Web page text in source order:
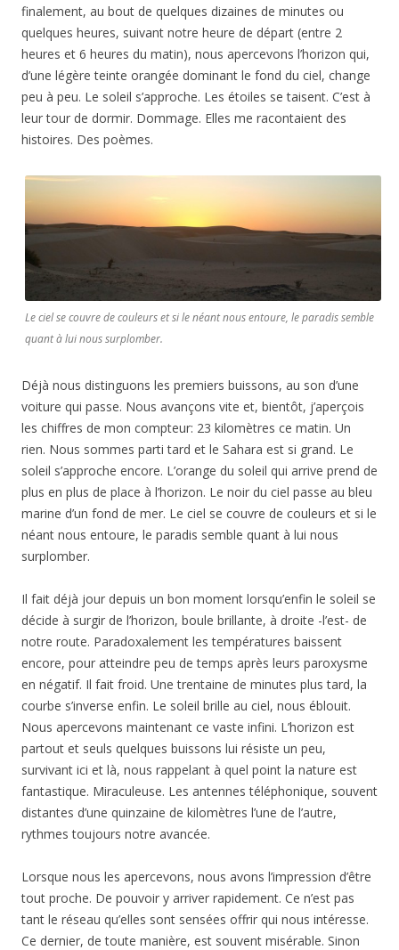
finalement, au bout de quelques dizaines de minutes ou
quelques heures, suivant notre heure de départ (entre 2
heures et 6 heures du matin), nous apercevons l’horizon qui,
d’une légère teinte orangée dominant le fond du ciel, change
peu à peu. Le soleil s’approche. Les étoiles se taisent. C’est à
leur tour de dormir. Dommage. Elles me racontaient des
histoires. Des poèmes.
Le ciel se couvre de couleurs et si le néant nous entoure, le paradis semble
quant à lui nous surplomber.
Déjà nous distinguons les premiers buissons, au son d’une
voiture qui passe. Nous avançons vite et, bientôt, j’aperçois
les chiffres de mon compteur: 23 kilomètres ce matin. Un
rien. Nous sommes parti tard et le Sahara est si grand. Le
soleil s’approche encore. L’orange du soleil qui arrive prend de
plus en plus de place à l’horizon. Le noir du ciel passe au bleu
marine d’un fond de mer. Le ciel se couvre de couleurs et si le
néant nous entoure, le paradis semble quant à lui nous
surplomber.
Il fait déjà jour depuis un bon moment lorsqu’enfin le soleil se
décide à surgir de l’horizon, boule brillante, à droite -l’est- de
notre route. Paradoxalement les températures baissent
encore, pour atteindre peu de temps après leurs paroxysme
en négatif. Il fait froid. Une trentaine de minutes plus tard, la
courbe s’inverse enfin. Le soleil brille au ciel, nous éblouit.
Nous apercevons maintenant ce vaste infini. L’horizon est
partout et seuls quelques buissons lui résiste un peu,
survivant ici et là, nous rappelant à quel point la nature est
fantastique. Miraculeuse. Les antennes téléphonique, souvent
distantes d’une quinzaine de kilomètres l’une de l’autre,
rythmes toujours notre avancée.
Lorsque nous les apercevons, nous avons l’impression d’être
tout proche. De pouvoir y arriver rapidement. Ce n’est pas
tant le réseau qu’elles sont sensées offrir qui nous intéresse.
Ce dernier, de toute manière, est souvent misérable. Sinon